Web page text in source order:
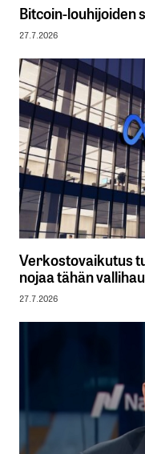
Bitcoin-louhijoiden
27.7.2026
Verkostovaikutus
nojaa tähän
27.7.2026